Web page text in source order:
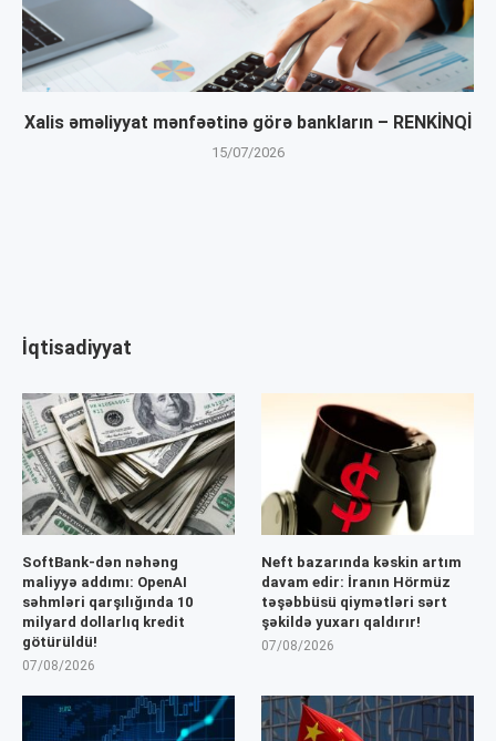
Xalis əməliyyat mənfəətinə görə bankların – RENKİNQİ
15/07/2026
İqtisadiyyat
SoftBank-dən nəhəng
maliyyə addımı: OpenAI
səhmləri qarşılığında 10
milyard dollarlıq kredit
götürüldü!
07/08/2026
Neft bazarında kəskin artım
davam edir: İranın Hörmüz
təşəbbüsü qiymətləri sərt
şəkildə yuxarı qaldırır!
07/08/2026